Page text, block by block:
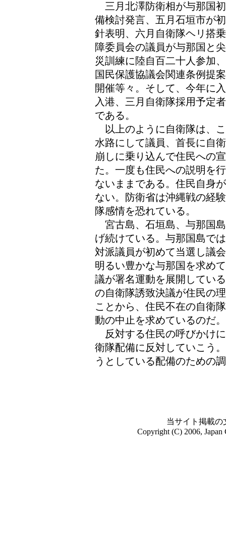
三月北澤防衛相が与那国
備検討発言、五月石垣市が
針表明、六月自衛隊ヘリ搭
障委員会の議員が与那国と
災訓練に陸自百二十人参加
国民保護協議会関連条例提
開催等々。そして、今年に
入港、三月自衛隊採用予定
である。
以上のように自衛隊は、
水路にして議員、首長に自
崩しに乗り込んで住民への
た。一度も住民への説明を
ないままである。住民自身
ない。防衛省は沖縄戦の経
隊感情を恐れている。
宮古島、石垣島、与那国
げ続けている。与那国島で
対派議員が初めて当選し議
明るい豊かな与那国を求め
議が署名運動を展開してい
の自衛隊誘致決議が住民の
ことから、住民不在の自衛
動の中止を求めているのだ。
反対する住民の呼びかけ
衛隊配備に反対していこう
うとしている配備のための
当サイト掲載の
Copyright (C) 2006, Japan